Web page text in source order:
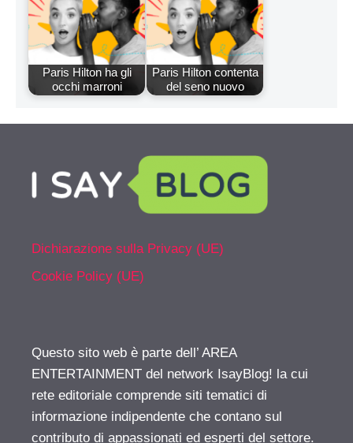
Paris Hilton ha gli
occhi marroni
Paris Hilton contenta
del seno nuovo
Dichiarazione sulla Privacy (UE)
Cookie Policy (UE)
Questo sito web è parte dell’ AREA
ENTERTAINMENT del network IsayBlog! la cui
rete editoriale comprende siti tematici di
informazione indipendente che contano sul
contributo di appassionati ed esperti del settore.